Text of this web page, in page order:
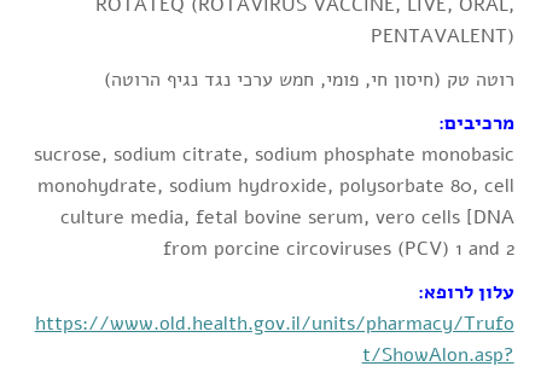
PENTAVALENT)
רוטה טק (חיסון חי, פומי, חמש ערכי נגד נגיף הרוטה)
מרכיבים:
sucrose, sodium citrate, sodium phosphate monobasic
monohydrate, sodium hydroxide, polysorbate 80, cell
culture media, fetal bovine serum, vero cells [DNA
from porcine circoviruses (PCV) 1 and 2
עלון לרופא:
https://www.old.health.gov.il/units/pharmacy/Trufo
t/ShowAlon.asp?